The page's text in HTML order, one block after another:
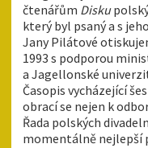
čtenářům Disku
který byl psaný a s
Jany Pilátové
1993 s podporou
a Jagellonské
Časopis vycházející
obrací se nejen k
Řada polských
momentálně nejlepší